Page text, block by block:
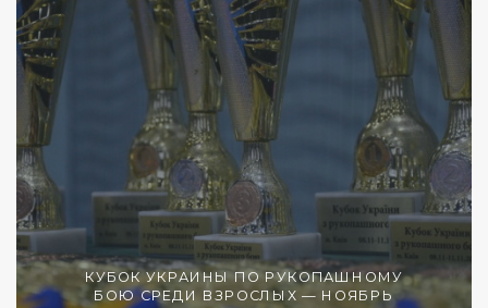
КУБОК УКРАИНЫ ПО РУКОПАШНОМУ
БОЮ СРЕДИ ВЗРОСЛЫХ — НОЯБРЬ